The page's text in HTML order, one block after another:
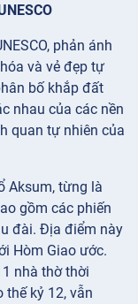
phản ánh
và vẻ đẹp tự
bố khắp đất
nhau của các nền
quan tự nhiên của
Aksum, từng là
gồm các phiến
đài. Địa điểm này
Hòm Giao ước.
nhà thờ thời
thế kỷ 12, vẫn